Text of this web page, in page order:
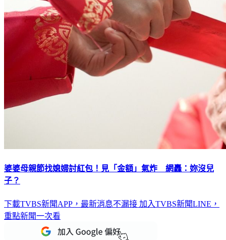
婆婆母親節找媳婦討紅包！見「金額」氣炸 網轟：妳沒兒
子？
下載TVBS新聞APP，最新消息不漏接 加入TVBS新聞LINE，
重點新聞一次看